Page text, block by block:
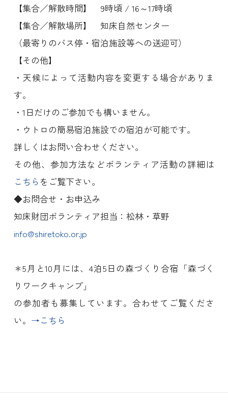
【集合／解散時間】 9時頃 / 16～17時頃
【集合／解散場所】 知床自然センター
（最寄りのバス停・宿泊施設等への送迎可）
【その他】
・天候によって活動内容を変更する場合がありま
す。
・1日だけのご参加でも構いません。
・ウトロの簡易宿泊施設での宿泊が可能です。
詳しくはお問い合わせください。
その他、参加方法などボランティア活動の詳細は
こちら をご覧下さい。
◆お問合せ・お申込み
知床財団ボランティア担当：松林・草野
info@shiretoko.or.jp
＊5月と10月には、4泊5日の森づくり合宿「森づく
りワークキャンプ」
の参加者も募集しています。合わせてご覧くださ
い。 →こちら